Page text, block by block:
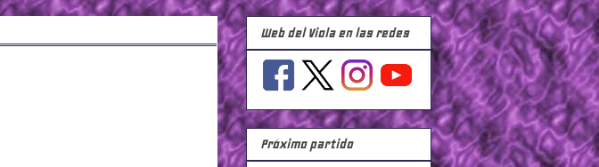
Web del Viola en las redes
Próximo partido